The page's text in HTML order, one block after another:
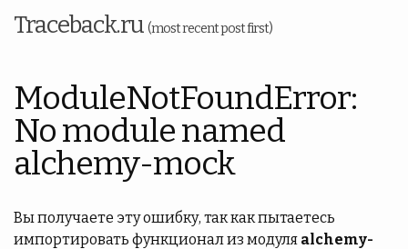
Traceback.ru (most recent post first)
ModuleNotFoundError:
No module named
alchemy-mock
Вы получаете эту ошибку, так как пытаетесь
импортировать функционал из модуля alchemy-